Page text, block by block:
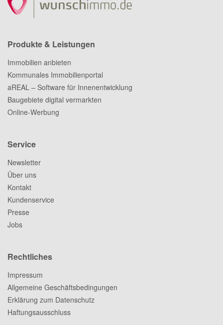
Produkte & Leistungen
Immobilien anbieten
Kommunales Immobilienportal
aREAL – Software für Innenentwicklung
Baugebiete digital vermarkten
Online-Werbung
Service
Newsletter
Über uns
Kontakt
Kundenservice
Presse
Jobs
Rechtliches
Impressum
Allgemeine Geschäftsbedingungen
Erklärung zum Datenschutz
Haftungsausschluss